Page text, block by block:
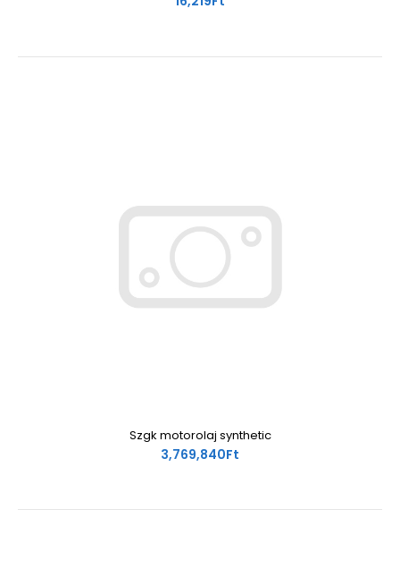
Szgk motorolaj synthetic
3,769,840Ft